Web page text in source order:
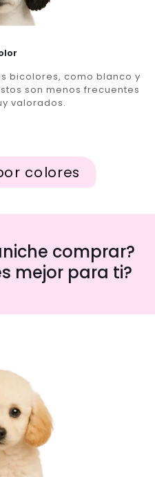
bicolores, como blanco y
son menos frecuentes
valorados.
colores
comprar?
mejor para ti?